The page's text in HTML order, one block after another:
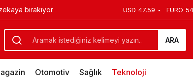
bırakıyor USD 47,59 EURO
ARA
Otomotiv Sağlık Teknoloji
taşındı